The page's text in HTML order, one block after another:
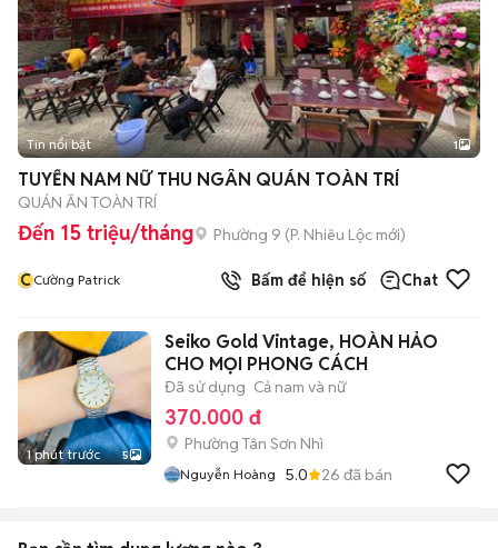
Tin nổi bật 1
TUYỂN NAM NỮ THU NGÂN QUÁN TOÀN TRÍ
QUÁN ĂN TOÀN TRÍ
Đến 15 triệu/tháng Phường 9 (P. Nhiêu Lộc mới)
CCường Patrick Bấm để hiện số Chat
1 phút trước 5
Seiko Gold Vintage, HOÀN HẢO
CHO MỌI PHONG CÁCH
Đã sử dụng Cả nam và nữ
370.000 đ
Phường Tân Sơn Nhì
Nguyễn Hoàng 5.0 26 đã bán